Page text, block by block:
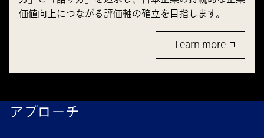
価値向上につながる評価軸の確立を目指します。
Learn more
アプローチ